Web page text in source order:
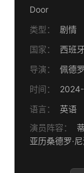
Door
类型：
剧情
国家：
西班
导演：
佩德
时间：
语言：
英语
演员阵容：
蒂
亚历桑德罗·尼沃拉 / 胡安·迭戈·博托 /
尔维斯·里戈 / 玛丽娜·马修斯 / 莎拉·德米斯特 / 安赫·道格